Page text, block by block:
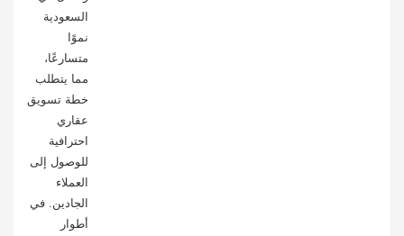
السعودية
نموًا
متسارعًا،
مما يتطلب
خطة تسويق
عقاري
احترافية
للوصول إلى
العملاء
الجادين. في
أطوار